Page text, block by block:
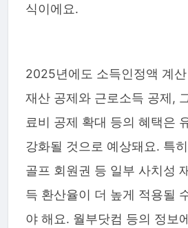
식이에요.
2025년에도 소득인정액 계
재산 공제와 근로소득 공제,
료비 공제 확대 등의 혜택은
강화될 것으로 예상돼요. 특
골프 회원권 등 일부 사치성
득 환산율이 더 높게 적용될
야 해요. 월부닷컴 등의 정보